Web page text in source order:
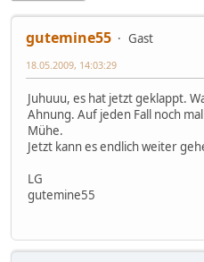
gutemine55
Gast
18.05.2009, 14:03:29
Juhuuu, es hat jetzt geklappt.
Ahnung. Auf jeden Fall noch
Mühe.
Jetzt kann es endlich weiter
LG
gutemine55